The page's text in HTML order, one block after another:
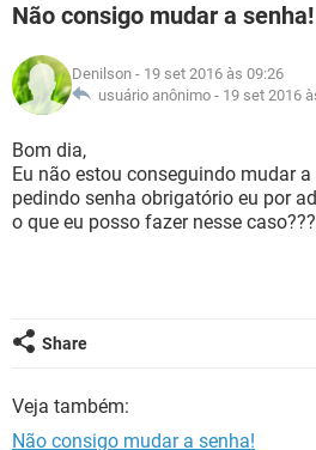
INSTAGRAM
GUIA DE COMPRAS
INSTAGRAM
GUIA DE COMPRAS
JOGOS
CELULAR
OUTLOOK
INSTAGRAM
GUIA DE COMPRAS
JOGOS
CELULAR
OUTLOOK
INSTAGRAM
GLOSSÁRIO
JOGOS
CELULAR
OUTLOOK
Não consigo mudar a senha!
Denilson - 19 set 2016 às 09:26
usuário anônimo - 19 set 2016
Bom dia,
Eu não estou conseguindo mudar
pedindo senha obrigatório eu por
o que eu posso fazer nesse caso???
Share
Veja também:
Não consigo mudar a senha!